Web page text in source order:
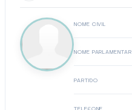
NOME CIVIL
NOME PARLAMENTAR
PARTIDO